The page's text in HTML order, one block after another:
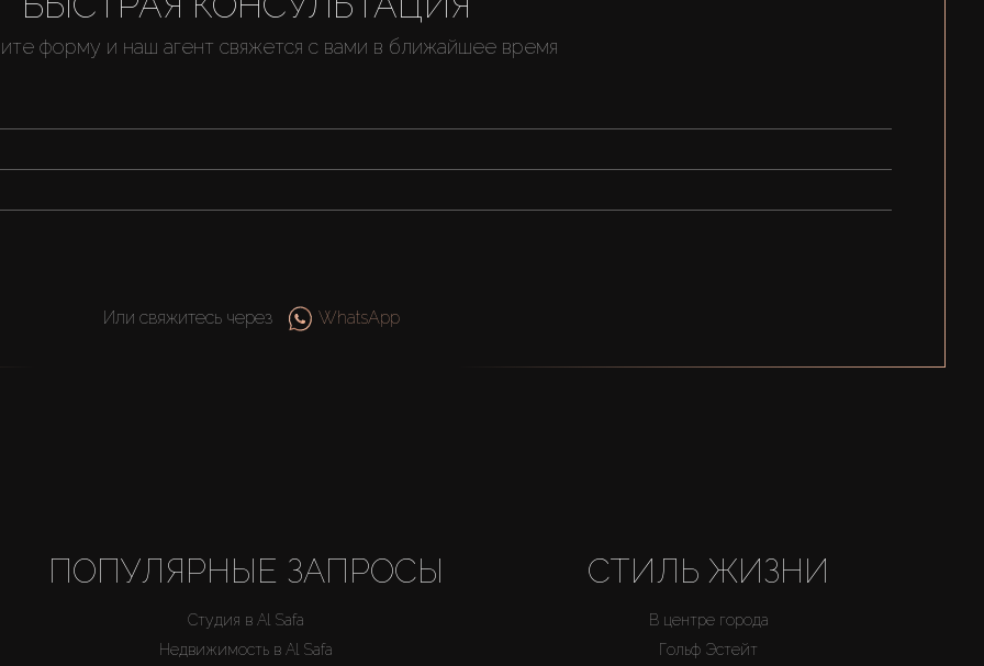
форму и наш агент свяжется с вами в ближайшее время
Или свяжитесь через WhatsApp
ПОПУЛЯРНЫЕ ЗАПРОСЫ
Студия в Al Safa
Недвижимость в Al Safa
СТИЛЬ ЖИЗНИ
В центре города
Гольф Эстейт